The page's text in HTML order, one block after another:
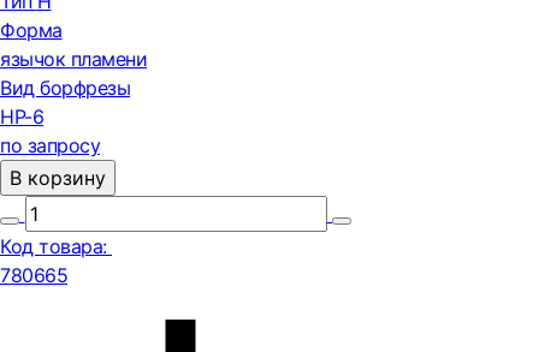
Форма
язычок пламени
Вид борфрезы
HP-6
по запросу
В корзину
Код товара:
780665